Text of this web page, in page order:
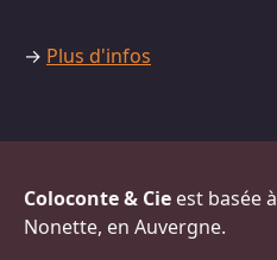
→ Plus d'infos
Coloconte & Cie est basée à
Nonette, en Auvergne.